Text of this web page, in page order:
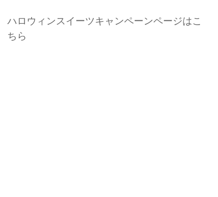
ハロウィンスイーツキャンペーンページはこ
ちら